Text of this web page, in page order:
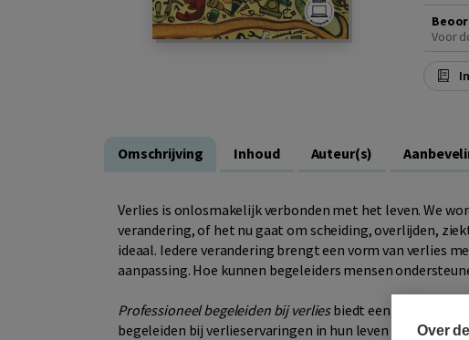
Voor
Omschrijving Inhoud Auteur(s)
Verlies is onlosmakelijk verbonden met het leven. We
verandering, of het nu gaat om scheiding, overlijden,
ideaal. Iedere verandering brengt een vorm van verlies
aanpassing. Hoe kunnen begeleiders mensen
Professioneel begeleiden bij verliesbiedt een diepgaande
begeleiden bij verlieservaringen in hun leven en
Over